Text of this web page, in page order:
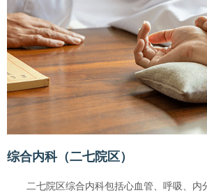
综合内科（二七院区）
二七院区综合内科包括心血管、呼吸、内